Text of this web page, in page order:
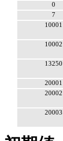
0
7
10001
10002
13250
20001
20002
20003